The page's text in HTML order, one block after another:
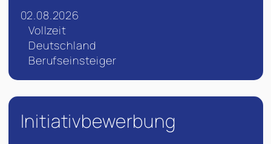
02.08.2026
Vollzeit
Deutschland
Berufseinsteiger
Initiativbewerbung